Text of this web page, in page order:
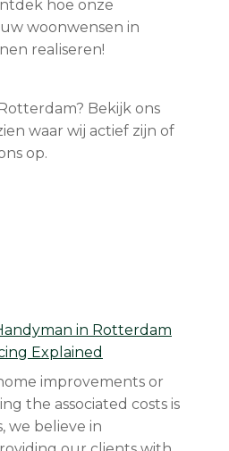
hoe onze
woonwensen in
realiseren!
Bekijk ons
waar wij actief zijn of
op.
in Rotterdam
Explained
improvements or
the associated costs is
we believe in